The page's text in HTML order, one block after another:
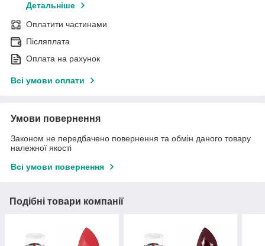
Детальніше
Оплатити частинами
Післяплата
Оплата на рахунок
Всі умови оплати
Умови повернення
Законом не передбачено повернення та обмін даного товару
належної якості
Всі умови повернення
Подібні товари компанії